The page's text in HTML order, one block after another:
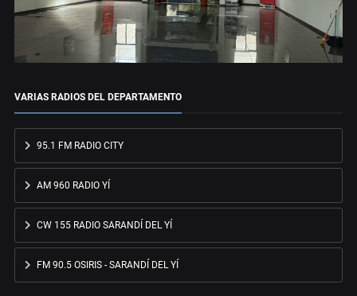
VARIAS RADIOS DEL DEPARTAMENTO
95.1 FM RADIO CITY
AM 960 RADIO YÍ
CW 155 RADIO SARANDÍ DEL YÍ
FM 90.5 OSIRIS - SARANDÍ DEL YÍ